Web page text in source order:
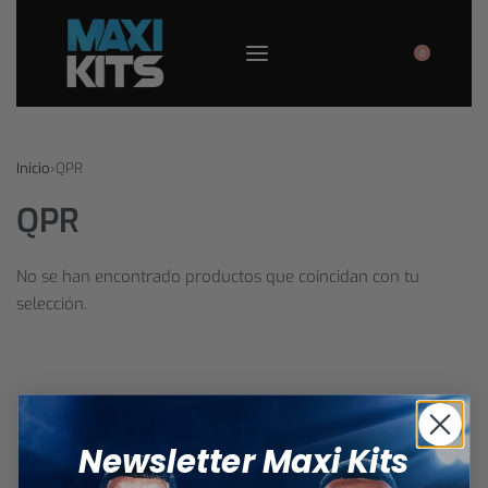
0
Inicio›QPR
QPR
No se han encontrado productos que coincidan con tu
selección.
Atención:
Newsletter Maxi Kits